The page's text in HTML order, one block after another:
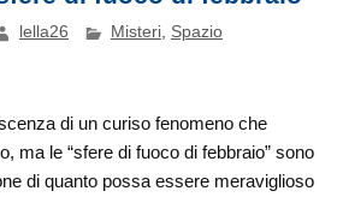
lella26 Misteri, Spazio
di un curiso fenomeno che
ma le “sfere di fuoco di febbraio” sono
di quanto possa essere meraviglioso